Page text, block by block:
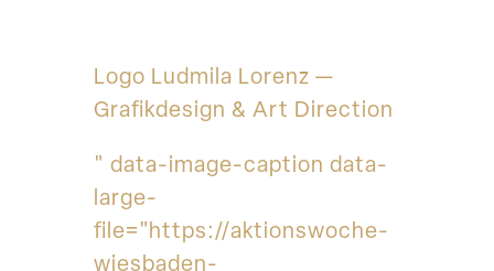
Logo Ludmila Lorenz —
Grafikdesign & Art Direction
" data-image-caption data-
large-
file="https://aktionswoche-
wiesbaden-